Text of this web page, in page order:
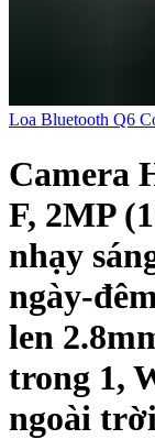
Loa Bluetooth Q6
Camera
F, 2MP
nhạy
ngày-
len
trong 1,
ngoài